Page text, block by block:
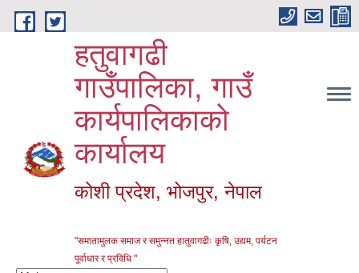
Skip to main content
हतुवागढी
गाउँपालिका, गाउँ
कार्यपालिकाको
कार्यालय
कोशी प्रदेश, भोजपुर, नेपाल
"समातामुलक समाज र समुन्नत हातुवागढीः कृषि, उद्यम, पर्यटन
पूर्वाधार र प्रविधि "